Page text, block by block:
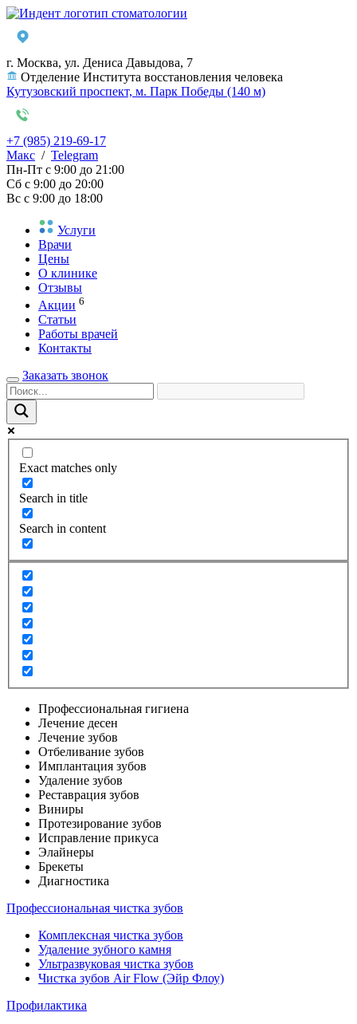
г. Москва, ул. Дениса Давыдова, 7
Отделение Института восстановления человека
Кутузовский проспект, м. Парк Победы (140 м)
+7 (985) 219-69-17
Макс / Telegram
Пн-Пт с 9:00 до 21:00
Сб с 9:00 до 20:00
Вс с 9:00 до 18:00
Услуги
Врачи
Цены
О клинике
Отзывы
Акции 6
Статьи
Работы врачей
Контакты
Заказать звонок
Exact matches only
Search in title
Search in content
Профессиональная гигиена
Лечение десен
Лечение зубов
Отбеливание зубов
Имплантация зубов
Удаление зубов
Реставрация зубов
Виниры
Протезирование зубов
Исправление прикуса
Элайнеры
Брекеты
Диагностика
Профессиональная чистка зубов
Комплексная чистка зубов
Удаление зубного камня
Ультразвуковая чистка зубов
Чистка зубов Air Flow (Эйр Флоу)
Профилактика